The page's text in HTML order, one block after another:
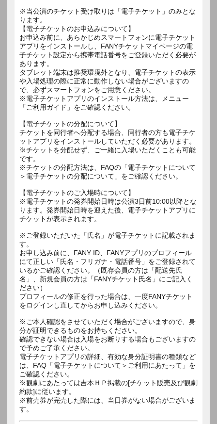
※当公演のチケット受け取りは「電子チケット」のみとな
ります。
【電子チケットのお申込みについて】
お申込み前に、あらかじめスマートフォンに電子チケット
アプリをインストールし、FANYチケットマイページの電
子チケット設定から携帯電話番号をご登録いただく必要が
あります。
タブレット端末は推奨環境外となり、電子チケットの表示
や入場処理の際に正常に動作しない場合がございますの
で、必ずスマートフォンをご用意ください。
※電子チケットアプリのインストール方法は、メニュー
「ご利用ガイド」をご確認ください。
【電子チケットの分配について】
チケットを同行者へ分配する場合、同行者の方も電子チケ
ットアプリをインストールしていただく必要があります。
※チケットを分配せず、ご一緒に入場いただくことも可能
です。
※チケットの分配方法は、FAQの「電子チケットについて
＞電子チケットの分配について」をご確認ください。
【電子チケットのご入場時について】
※電子チケットの発券開始日時は公演3日前10:00以降とな
ります。発券開始日時を迎えた後、電子チケットアプリに
チケットが表示されます。
※ご登録いただいた「氏名」が電子チケットに記載されま
す。
お申し込み前に、FANY ID、FANYアプリのプロフィール
にて正しい「氏名・フリガナ・電話番号」をご登録されて
いるかご確認ください。（既存会員の方は「配送先氏
名」、新規会員の方は「FANYチケット氏名」にご記入く
ださい）
プロフィールの修正を行った場合は、一度FANYチケット
をログインし直してからお申し込みください。
※ご本人確認をさせていただく場合がございますので、身
分が証明できるものをお持ちください。
確認できない場合は入場をお断りする場合もございますの
で予めご了承ください。
電子チケットアプリの詳細、有効な身分証明書の種類など
は、FAQ「電子チケットについて＞ご利用にあたって」を
ご確認ください。
※観劇にあたっては吉本ＨＰ掲載の[チケット販売及び観劇
約款]に従います。
※前売券が完売した際には、当日券がない場合がございま
す。